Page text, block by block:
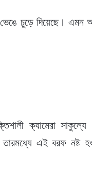
চুড়ে দিয়েছে। এমন
ক্যামেরা সাকুল্যে
এই বরফ নষ্ট